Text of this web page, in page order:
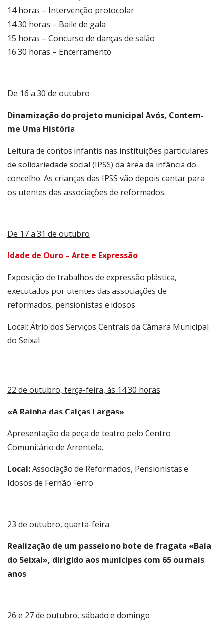
14 horas – Intervenção protocolar
14.30 horas – Baile de gala
15 horas – Concurso de danças de salão
16.30 horas – Encerramento
De 16 a 30 de outubro
Dinamização do projeto municipal Avós, Contem-
me Uma História
Leitura de contos infantis nas instituições particulares
de solidariedade social (IPSS) da área da infância do
concelho. As crianças das IPSS vão depois cantar para
os utentes das associações de reformados.
De 17 a 31 de outubro
Idade de Ouro – Arte e Expressão
Exposição de trabalhos de expressão plástica,
executados por utentes das associações de
reformados, pensionistas e idosos
Local: Átrio dos Serviços Centrais da Câmara Municipal
do Seixal
22 de outubro, terça-feira, às 14.30 horas
«A Rainha das Calças Largas»
Apresentação da peça de teatro pelo Centro
Comunitário de Arrentela.
Local:Associação de Reformados, Pensionistas e
Idosos de Fernão Ferro
23 de outubro, quarta-feira
Realização de um passeio no bote de fragata «Baía
do Seixal», dirigido aos munícipes com 65 ou mais
anos
26 e 27 de outubro, sábado e domingo